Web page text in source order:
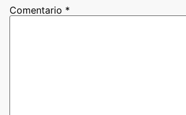
Comentario *